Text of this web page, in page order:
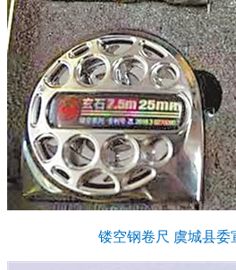
镂空钢卷尺 虞城县委